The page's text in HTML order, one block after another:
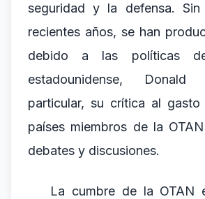
seguridad y la defensa. Sin
recientes años, se han
debido a las políticas
estadounidense,
particular, su crítica al
países miembros de la
debates y discusiones.
La cumbre de la OTAN